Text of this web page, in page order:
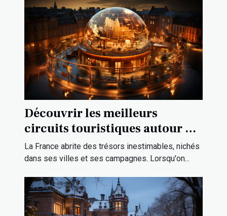
Découvrir les meilleurs
circuits touristiques autour de
l'Hôtel d'Orléans
La France abrite des trésors inestimables, nichés
dans ses villes et ses campagnes. Lorsqu'on...